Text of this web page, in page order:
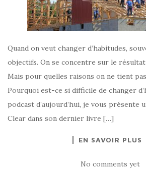
Quand on veut changer d’habitudes,
objectifs. On se concentre sur le résultat
Mais pour quelles raisons on ne tient
Pourquoi est-ce si difficile de changer
podcast d’aujourd’hui, je vous présente
Clear dans son dernier livre […]
EN SAVOIR PLUS
No comments yet